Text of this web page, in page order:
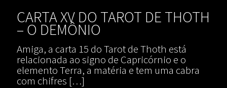
CARTA XV DO TAROT DE THOTH
– O DEMÔNIO
Amiga, a carta 15 do Tarot de Thoth está
relacionada ao signo de Capricórnio e o
elemento Terra, a matéria e tem uma cabra
com chifres […]